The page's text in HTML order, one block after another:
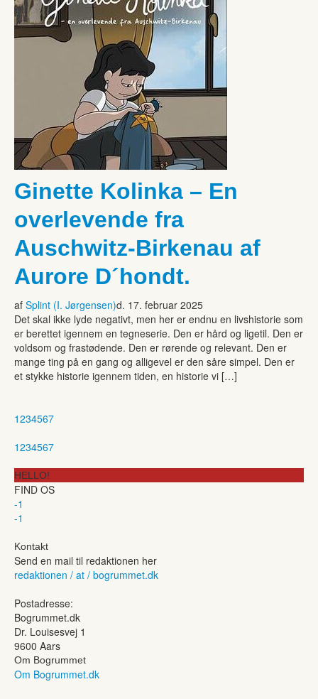
Ginette Kolinka – En
overlevende fra
Auschwitz-Birkenau af
Aurore D´hondt.
af Splint (I. Jørgensen)d. 17. februar 2025
Det skal ikke lyde negativt, men her er endnu en livshistorie som
er berettet igennem en tegneserie. Den er hård og ligetil. Den er
voldsom og frastødende. Den er rørende og relevant. Den er
mange ting på en gang og alligevel er den såre simpel. Den er
et stykke historie igennem tiden, en historie vi […]
1234567
1234567
HELLO!
FIND OS
-1
-1
Kontakt
Send en mail til redaktionen her
redaktionen / at / bogrummet.dk
Postadresse:
Bogrummet.dk
Dr. Louisesvej 1
9600 Aars
Om Bogrummet
Om Bogrummet.dk